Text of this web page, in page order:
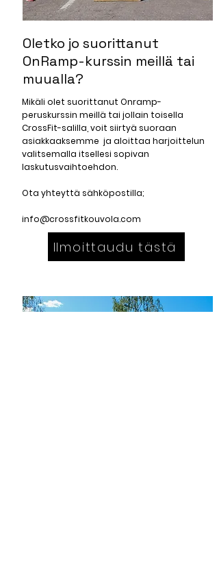
Oletko jo suorittanut
OnRamp-kurssin meillä tai
muualla?
Mikäli olet suorittanut Onramp-
peruskurssin meillä tai jollain toisella
CrossFit-salilla, voit siirtyä suoraan
asiakkaaksemme ja aloittaa harjoittelun
valitsemalla itsellesi sopivan
laskutusvaihtoehdon.
Ota yhteyttä sähköpostilla;
info@crossfitkouvola.com
Ilmoittaudu tästä